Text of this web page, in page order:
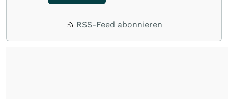
RSS-Feed abonnieren